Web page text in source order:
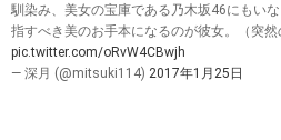
馴染み、美女の宝庫である乃木坂46にもい
指すべき美のお手本になるのが彼女。（突然
pic.twitter.com/oRvW4CBwjh
— 深月 (@mitsuki114) 2017年1月25日